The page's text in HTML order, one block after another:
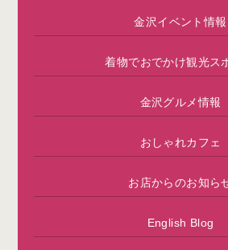
金沢イベント情報
着物でおでかけ観光ス
金沢グルメ情報
おしゃれカフェ
お店からのお知ら
English Blog